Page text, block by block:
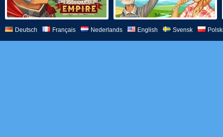
Deutsch Français Nederlands English Svensk